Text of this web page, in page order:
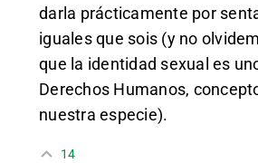
darla prácticamente por
iguales que sois (y no
que la identidad sexual es
Derechos Humanos,
nuestra especie).
14